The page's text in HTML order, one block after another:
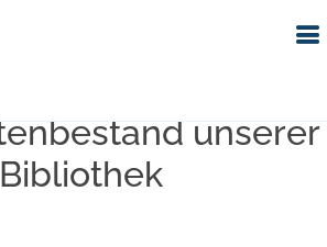
unserer
Bibliothek